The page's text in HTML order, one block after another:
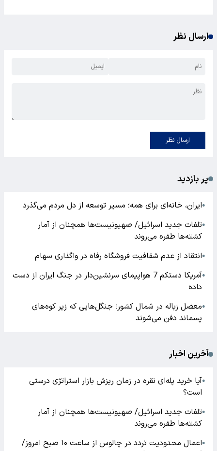
ارسال نظر
ارسال نظر
پر بازدید
●ایران، خانه‌ای برای همه؛ مسیر توسعه از دل مردم می‌گذرد
●تلفات جدید اسرائیل/ صهیونیست‌ها همچنان از آمار
کشته‌ها طفره می‌روند
●انتقاد از عدم شفافیت فروشگاه رفاه در واگذاری سهام
●
آمریکا دستکم 7 هواپیمای سرنشین‌دار در جنگ ایران از دست
داده
●معضل زباله در شمال کشور؛ جنگل‌هایی که زیر کوه‌های
پسماند دفن می‌شوند
آخرین اخبار
●آیا خرید پله‌ای نقره در زمان ریزش بازار استراتژی درستی
است؟
●تلفات جدید اسرائیل/ صهیونیست‌ها همچنان از آمار
کشته‌ها طفره می‌روند
●
اعمال محدودیت تردد در چالوس از ساعت ۱۰ صبح امروز/